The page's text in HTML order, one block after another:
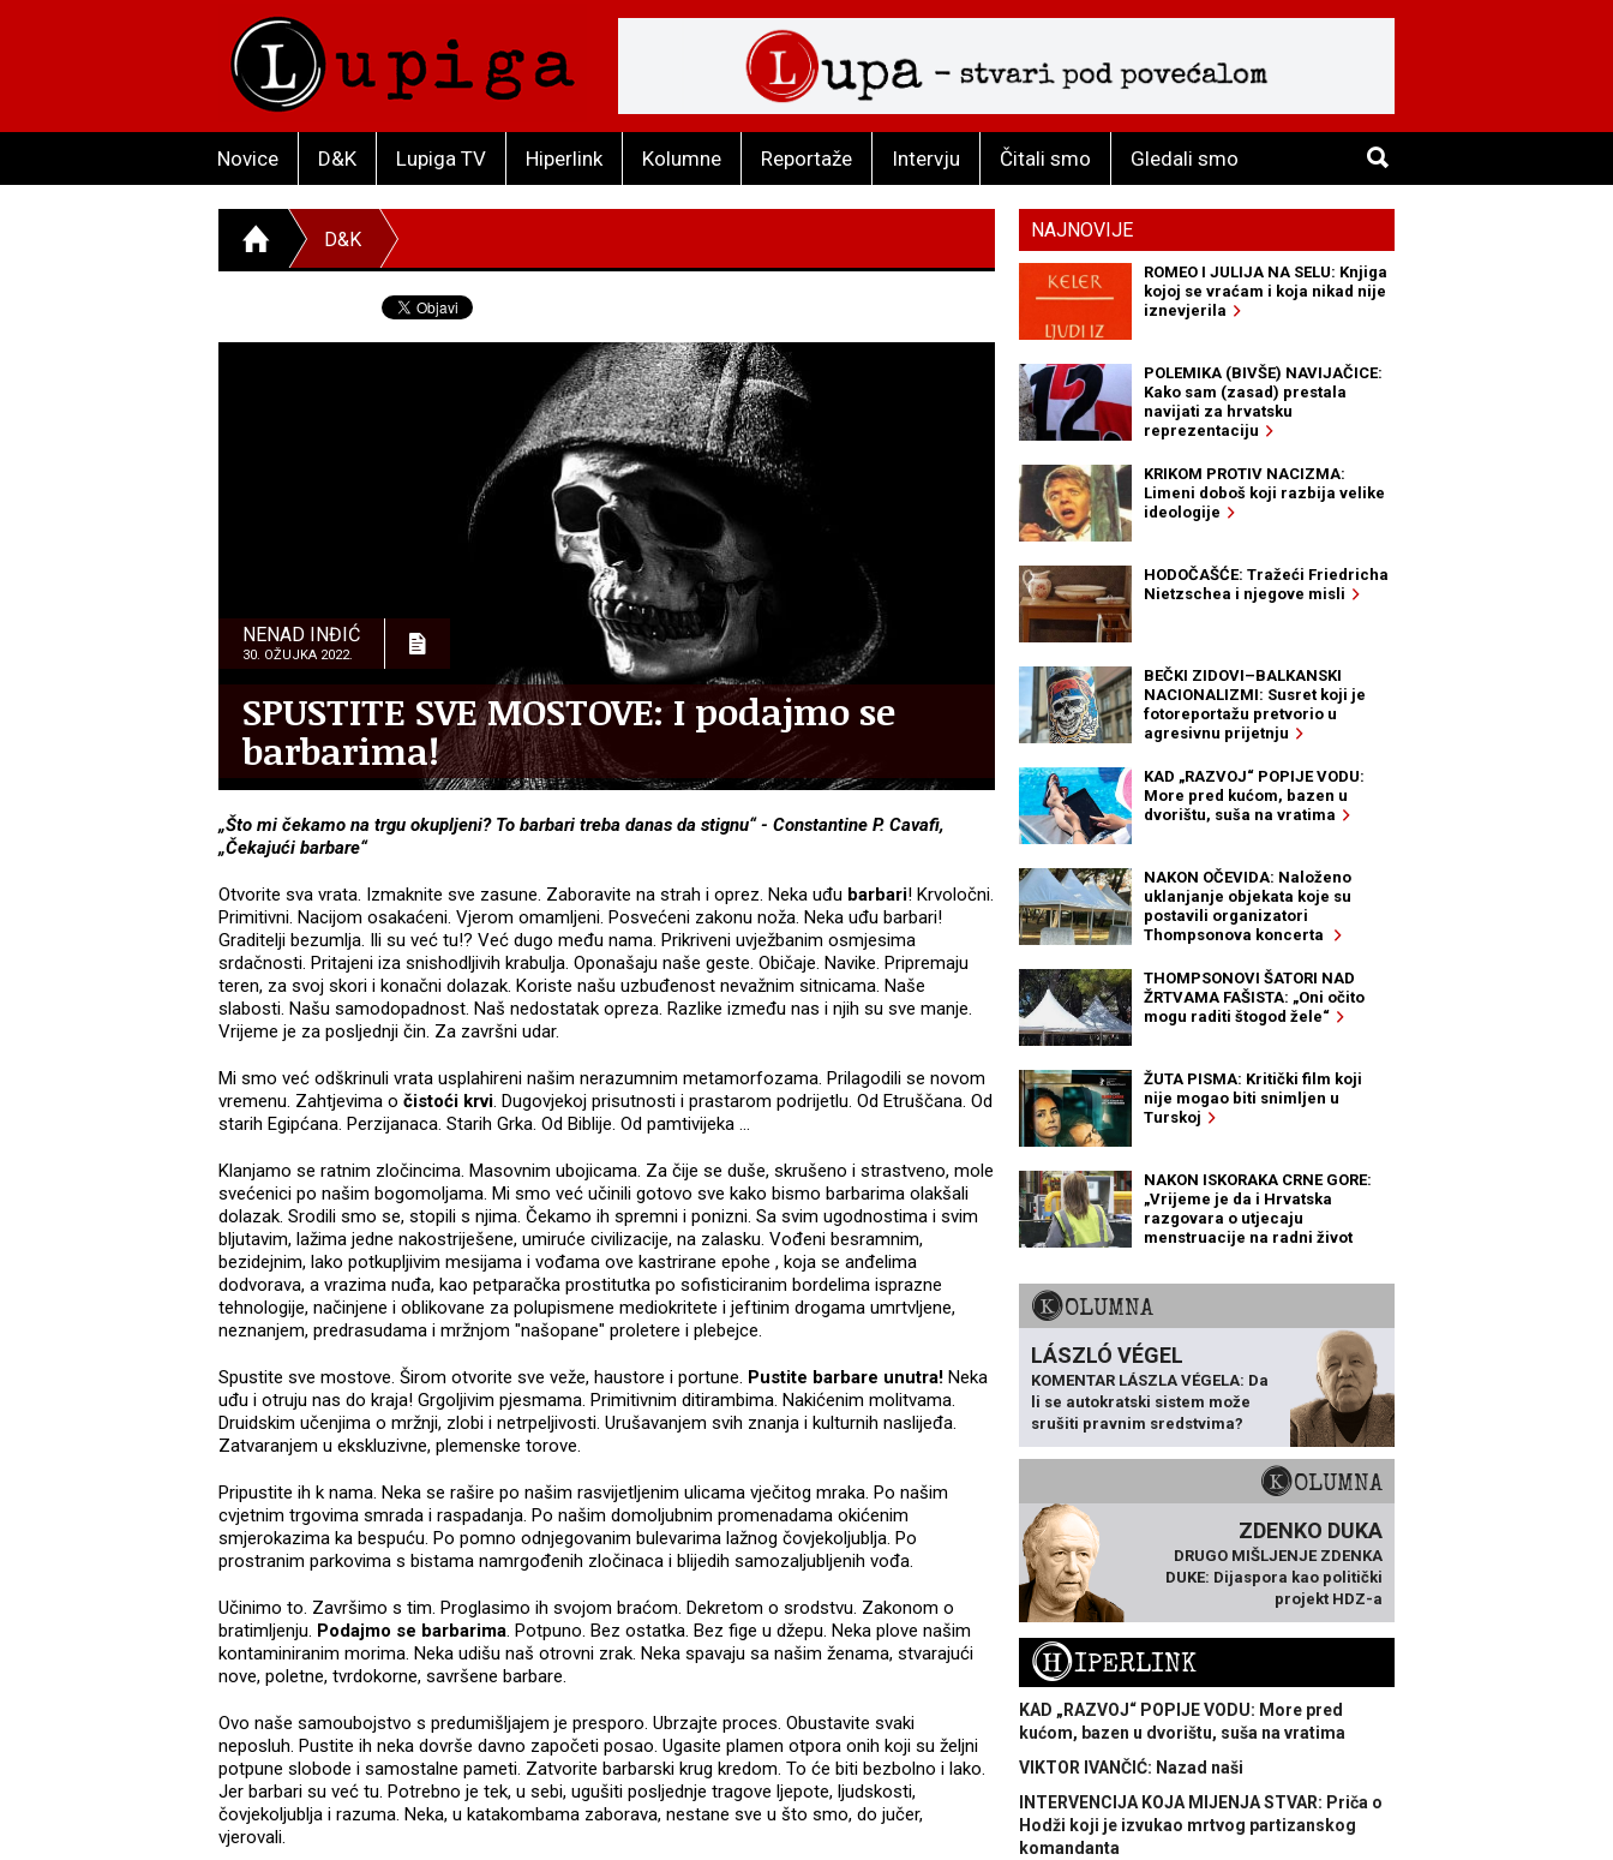
Novice D&K Lupiga TV Hiperlink Kolumne Reportaže Intervju Čitali smo Gledali smo
D&K
NENAD INĐIĆ
30. OŽUJKA 2022.
SPUSTITE SVE MOSTOVE: I podajmo se
barbarima!
„Što mi čekamo na trgu okupljeni? To barbari treba danas da stignu“ - Constantine P. Cavafi,
„Čekajući barbare“
Otvorite sva vrata. Izmaknite sve zasune. Zaboravite na strah i oprez. Neka uđu barbari! Krvoločni.
Primitivni. Nacijom osakaćeni. Vjerom omamljeni. Posvećeni zakonu noža. Neka uđu barbari!
Graditelji bezumlja. Ili su već tu!? Već dugo među nama. Prikriveni uvježbanim osmjesima
srdačnosti. Pritajeni iza snishodljivih krabulja. Oponašaju naše geste. Običaje. Navike. Pripremaju
teren, za svoj skori i konačni dolazak. Koriste našu uzbuđenost nevažnim sitnicama. Naše
slabosti. Našu samodopadnost. Naš nedostatak opreza. Razlike između nas i njih su sve manje.
Vrijeme je za posljednji čin. Za završni udar.
Mi smo već odškrinuli vrata usplahireni našim nerazumnim metamorfozama. Prilagodili se novom
vremenu. Zahtjevima o čistoći krvi. Dugovjekoj prisutnosti i prastarom podrijetlu. Od Etruščana. Od
starih Egipćana. Perzijanaca. Starih Grka. Od Biblije. Od pamtivijeka ...
Klanjamo se ratnim zločincima. Masovnim ubojicama. Za čije se duše, skrušeno i strastveno, mole
svećenici po našim bogomoljama. Mi smo već učinili gotovo sve kako bismo barbarima olakšali
dolazak. Srodili smo se, stopili s njima. Čekamo ih spremni i ponizni. Sa svim ugodnostima i svim
bljutavim, lažima jedne nakostriješene, umiruće civilizacije, na zalasku. Vođeni besramnim,
bezidejnim, lako potkupljivim mesijama i vođama ove kastrirane epohe , koja se anđelima
dodvorava, a vrazima nuđa, kao petparačka prostitutka po sofisticiranim bordelima isprazne
tehnologije, načinjene i oblikovane za polupismene mediokritete i jeftinim drogama umrtvljene,
neznanjem, predrasudama i mržnjom "našopane" proletere i plebejce.
Spustite sve mostove. Širom otvorite sve veže, haustore i portune. Pustite barbare unutra! Neka
uđu i otruju nas do kraja! Grgoljivim pjesmama. Primitivnim ditirambima. Nakićenim molitvama.
Druidskim učenjima o mržnji, zlobi i netrpeljivosti. Urušavanjem svih znanja i kulturnih naslijeđa.
Zatvaranjem u ekskluzivne, plemenske torove.
Pripustite ih k nama. Neka se rašire po našim rasvijetljenim ulicama vječitog mraka. Po našim
cvjetnim trgovima smrada i raspadanja. Po našim domoljubnim promenadama okićenim
smjerokazima ka bespuću. Po pomno odnjegovanim bulevarima lažnog čovjekoljublja. Po
prostranim parkovima s bistama namrgođenih zločinaca i blijedih samozaljubljenih vođa.
Učinimo to. Završimo s tim. Proglasimo ih svojom braćom. Dekretom o srodstvu. Zakonom o
bratimljenju. Podajmo se barbarima. Potpuno. Bez ostatka. Bez fige u džepu. Neka plove našim
kontaminiranim morima. Neka udišu naš otrovni zrak. Neka spavaju sa našim ženama, stvarajući
nove, poletne, tvrdokorne, savršene barbare.
Ovo naše samoubojstvo s predumišljajem je presporo. Ubrzajte proces. Obustavite svaki
neposluh. Pustite ih neka dovrše davno započeti posao. Ugasite plamen otpora onih koji su željni
potpune slobode i samostalne pameti. Zatvorite barbarski krug kredom. To će biti bezbolno i lako.
Jer barbari su već tu. Potrebno je tek, u sebi, ugušiti posljednje tragove ljepote, ljudskosti,
čovjekoljublja i razuma. Neka, u katakombama zaborava, nestane sve u što smo, do jučer,
vjerovali.
NAJNOVIJE
ROMEO I JULIJA NA SELU: Knjiga
kojoj se vraćam i koja nikad nije
iznevjerila
POLEMIKA (BIVŠE) NAVIJAČICE:
Kako sam (zasad) prestala
navijati za hrvatsku
reprezentaciju
KRIKOM PROTIV NACIZMA:
Limeni doboš koji razbija velike
ideologije
HODOČAŠĆE: Tražeći Friedricha
Nietzschea i njegove misli
BEČKI ZIDOVI–BALKANSKI
NACIONALIZMI: Susret koji je
fotoreportažu pretvorio u
agresivnu prijetnju
KAD „RAZVOJ“ POPIJE VODU:
More pred kućom, bazen u
dvorištu, suša na vratima
NAKON OČEVIDA: Naloženo
uklanjanje objekata koje su
postavili organizatori
Thompsonova koncerta
THOMPSONOVI ŠATORI NAD
ŽRTVAMA FAŠISTA: „Oni očito
mogu raditi štogod žele“
ŽUTA PISMA: Kritički film koji
nije mogao biti snimljen u
Turskoj
NAKON ISKORAKA CRNE GORE:
„Vrijeme je da i Hrvatska
razgovara o utjecaju
menstruacije na radni život
KOLUMNA
LÁSZLÓ VÉGEL
KOMENTAR LÁSZLA VÉGELA: Da
li se autokratski sistem može
srušiti pravnim sredstvima?
KOLUMNA
ZDENKO DUKA
DRUGO MIŠLJENJE ZDENKA
DUKE: Dijaspora kao politički
projekt HDZ-a
HIPERLINK
KAD „RAZVOJ“ POPIJE VODU: More pred
kućom, bazen u dvorištu, suša na vratima
VIKTOR IVANČIĆ: Nazad naši
INTERVENCIJA KOJA MIJENJA STVAR: Priča o
Hodži koji je izvukao mrtvog partizanskog
komandanta